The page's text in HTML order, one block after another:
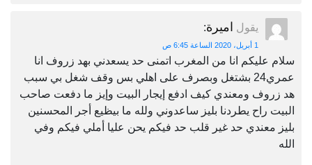
يقول اميرة:
1 أبريل، 2020 الساعة 6:45 ص
سلام عليكم انا من المغرب اتمنى حد يسعدني بهد زروف انا
عمري24 بشتغل وبصرف على اهلي بس وقف شغل بي سبب
هد زروف ومعندي كيف ادفع إيجار البيت وإيز ما دفعت صاحب
البيت راح يطردنا بليز ساعدوني ولله ما بيظيع أجر المحسنين
بليز معندي حد غير قلب حد فيكم يحن عليا أملي فيكم وفي
الله